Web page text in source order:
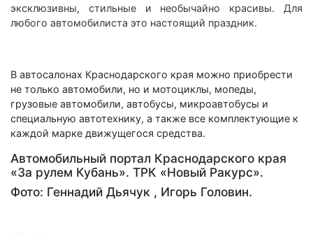
эксклюзивны, стильные и необычайно красивы. Для
любого автомобилиста это настоящий праздник.
В автосалонах Краснодарского края можно приобрести
не только автомобили, но и мотоциклы, мопеды,
грузовые автомобили, автобусы, микроавтобусы и
специальную автотехнику, а также все комплектующие к
каждой марке движущегося средства.
Автомобильный портал Краснодарского края
«За рулем Кубань». ТРК «Новый Ракурс».
Фото: Геннадий Дьячук , Игорь Головин.